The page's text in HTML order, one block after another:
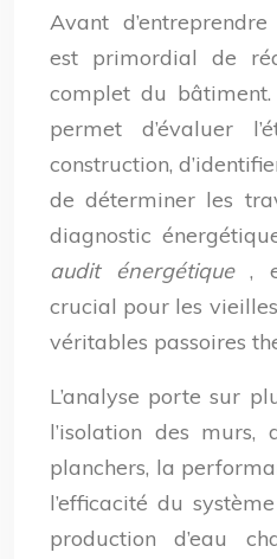
Avant
est primordial de
complet du
permet d’évaluer
construction,
de déterminer les
diagnostic
audit énergétique ,
crucial pour les
véritables passoires
L’analyse porte sur
l’isolation des
planchers, la
l’efficacité du
production d’eau